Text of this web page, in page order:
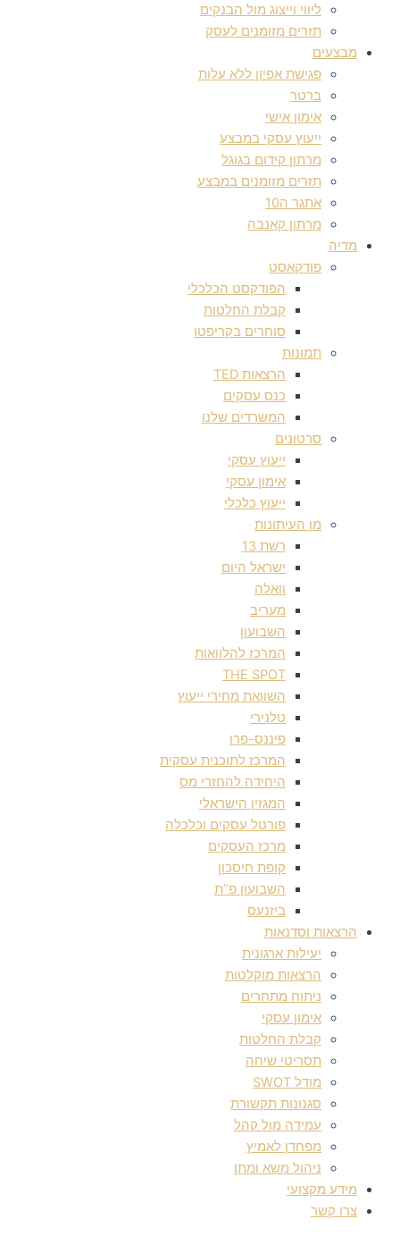
ליווי וייצוג מול הבנקים
תזרים מזומנים לעסק
מבצעים
פגישת אפיון ללא עלות
ברטר
אימון אישי
ייעוץ עסקי במבצע
מרתון קידום בגוגל
תזרים מזומנים במבצע
אתגר ה10
מרתון קאנבה
מדיה
פודקאסט
הפודקסט הכלכלי
קבלת החלטות
סוחרים בקריפטו
תמונות
הרצאות TED
כנס עסקים
המשרדים שלנו
סרטונים
ייעוץ עסקי
אימון עסקי
ייעוץ כלכלי
מן העיתונות
רשת 13
ישראל היום
וואלה
מעריב
השבועון
המרכז להלוואות
THE SPOT
השוואת מחירי ייעוץ
טלנירי
פיננס-פרו
המרכז לתוכנית עסקית
היחידה להחזרי מס
המגזין הישראלי
פורטל עסקים וכלכלה
מרכז העסקים
קופת חיסכון
השבועון פ”ת
ביזנעס
הרצאות וסדנאות
יעילות ארגונית
הרצאות מוקלטות
ניתוח מתחרים
אימון עסקי
קבלת החלטות
תסריטי שיחה
מודל SWOT
סגנונות תקשורת
עמידה מול קהל
מפחדן לאמיץ
ניהול משא ומתן
מידע מקצועי
צרו קשר